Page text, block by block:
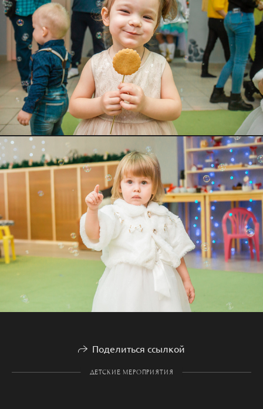
Поделиться ссылкой
ДЕТСКИЕ МЕРОПРИЯТИЯ